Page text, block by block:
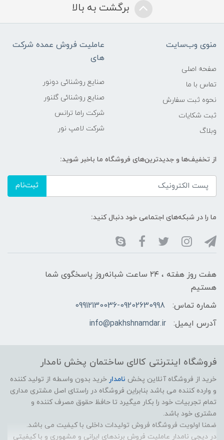
برگشت به بالا
منوی وب‌سایت
صفحه اصلی
تماس با ما
نحوه ثبت سفارش
ثبت شکایات
وبلاگ
عاملیت فروش عمده شرکت
های
صنایع روشنائی دونور
صنایع روشنائی گلنور
شرکت راما ترانس
شرکت لامپ نور
از تخفیف‌ها و جدیدترین‌های فروشگاه ما باخبر شوید:
ثبت‌نام
ما را در شبکه‌های اجتماعی خود دنبال کنید:
هفت روز هفته ، ۲۴ ساعت شبانه‌روز پاسخگوی شما
هستیم
شماره تماس:
09912130036-09202630998
آدرس ایمیل:
info@pakhshnamdar.ir
فروشگاه اینترنتی کالای ساختمان پخش نامدار
خرید از فروشگاه آنلاین پخش نامدار خرید بدون واسطه از تولید کننده
و وارده کننده می باشد بنابراین فروشگاه در راستای اصل مشتری مداری
تمام تجربیات خود را بکار میگیرد تا حافظ حقوق مصرف کننده و
مشتری خود باشد.
ضمنا اولویت فروشگاه فروش تولیدات داخلی با کیفیت می باشد.
در دیجی نامدار عاملیت فروش برندهای ایرانی و مشهوری و با کیفیتی